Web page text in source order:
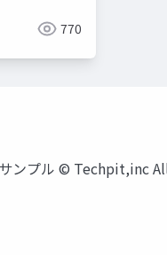
770
ンプル © Techpit,inc